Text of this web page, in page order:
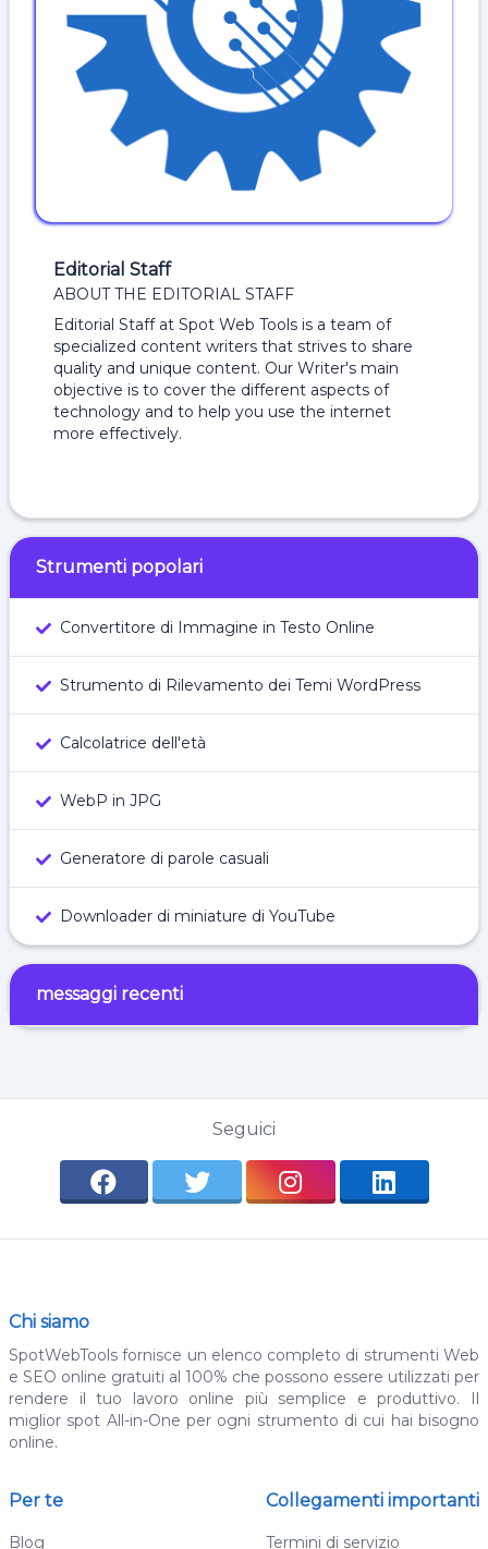
Editorial Staff
ABOUT THE EDITORIAL STAFF
Editorial Staff at Spot Web Tools is a team of
specialized content writers that strives to share
quality and unique content. Our Writer's main
objective is to cover the different aspects of
technology and to help you use the internet
more effectively.
Strumenti popolari
Convertitore di Immagine in Testo Online
Strumento di Rilevamento dei Temi WordPress
Calcolatrice dell'età
WebP in JPG
Generatore di parole casuali
Downloader di miniature di YouTube
messaggi recenti
Seguici
Chi siamo
SpotWebTools fornisce un elenco completo di strumenti Web
e SEO online gratuiti al 100% che possono essere utilizzati per
rendere il tuo lavoro online più semplice e produttivo. Il
miglior spot All-in-One per ogni strumento di cui hai bisogno
online.
Per te
Blog
Collegamenti importanti
Termini di servizio